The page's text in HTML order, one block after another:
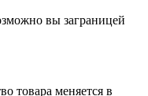
вы заграницей
товара меняется в